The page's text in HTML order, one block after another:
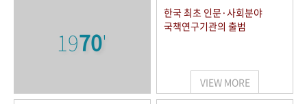
키워드로 보는 연구 역사
연구자들
사진 아카이브 문서 기록물 행정박물 영상 기록물
1970'
한국 최초 인문·사회분야
국책연구기관의 출범
VIEW MORE